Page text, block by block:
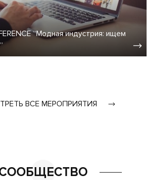
“Модная индустрия: ищем
ВСЕ МЕРОПРИЯТИЯ